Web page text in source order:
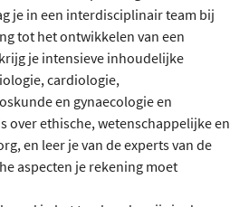
je in een interdisciplinair team bij
tot het ontwikkelen van een
je intensieve inhoudelijke
cardiologie,
en gynaecologie en
ethische, wetenschappelijke en
en leer je van de experts van de
aspecten je rekening moet